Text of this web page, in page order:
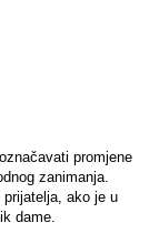
promjene
zanimanja.
prijatelja, ako je u
dame.